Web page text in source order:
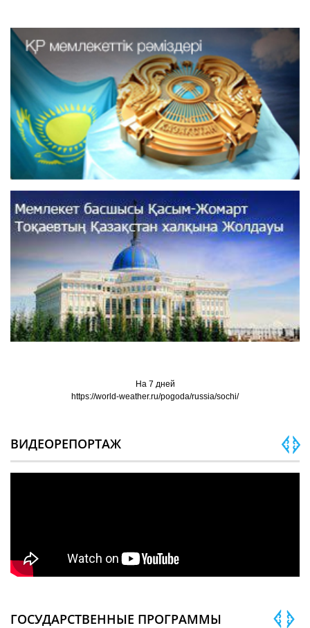
На 7 дней
https://world-weather.ru/pogoda/russia/sochi/
ВИДЕОРЕПОРТАЖ
ГОСУДАРСТВЕННЫЕ ПРОГРАММЫ